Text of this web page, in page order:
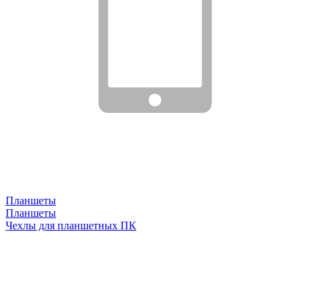
Планшеты
Планшеты
Чехлы для планшетных ПК